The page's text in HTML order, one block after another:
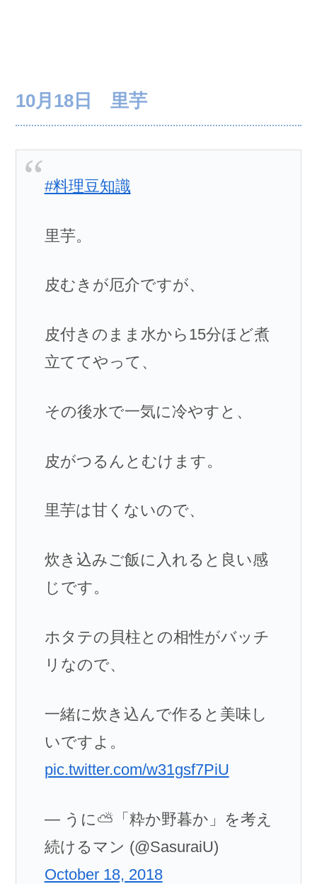
10月18日 里芋
#料理豆知識
里芋。
皮むきが厄介ですが、
皮付きのまま水から15分ほど煮
立ててやって、
その後水で一気に冷やすと、
皮がつるんとむけます。
里芋は甘くないので、
炊き込みご飯に入れると良い感
じです。
ホタテの貝柱との相性がバッチ
リなので、
一緒に炊き込んで作ると美味し
いですよ。
pic.twitter.com/w31gsf7PiU
— うに⛅「粋か野暮か」を考え
続けるマン (@SasuraiU)
October 18, 2018